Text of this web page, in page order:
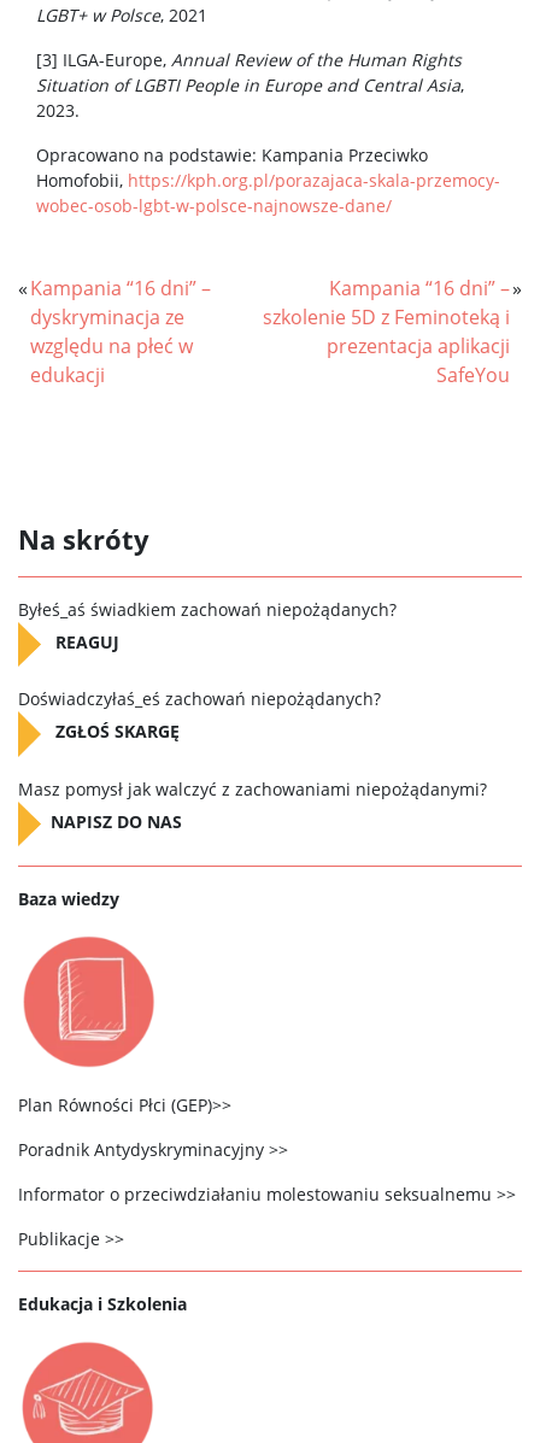
LGBT+ w Polsce, 2021
[3] ILGA-Europe, Annual Review of the Human Rights
Situation of LGBTI People in Europe and Central Asia,
2023.
Opracowano na podstawie: Kampania Przeciwko
Homofobii, https://kph.org.pl/porazajaca-skala-przemocy-
wobec-osob-lgbt-w-polsce-najnowsze-dane/
«Kampania “16 dni” –
dyskryminacja ze
względu na płeć w
edukacji
Kampania “16 dni” –
szkolenie 5D z Feminoteką i
prezentacja aplikacji
SafeYou
»
Na skróty
Byłeś_aś świadkiem zachowań niepożądanych?
REAGUJ
Doświadczyłaś_eś zachowań niepożądanych?
ZGŁOŚ SKARGĘ
Masz pomysł jak walczyć z zachowaniami niepożądanymi?
NAPISZ DO NAS
Baza wiedzy
Plan Równości Płci (GEP)>>
Poradnik Antydyskryminacyjny >>
Informator o przeciwdziałaniu molestowaniu seksualnemu >>
Publikacje >>
Edukacja i Szkolenia